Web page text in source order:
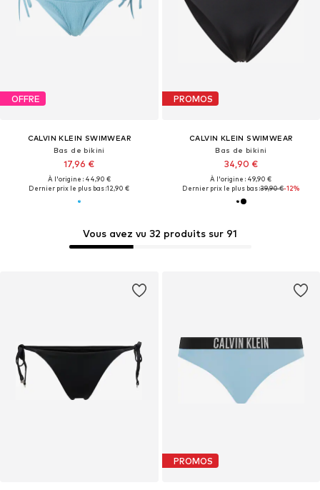
Vous avez vu 32 produits sur 91
OFFRE
CALVIN KLEIN SWIMWEAR
Bas de bikini
17,96 €
À l'origine : 44,90 €
Dernier prix le plus bas :12,90 €
PROMOS
CALVIN KLEIN SWIMWEAR
Bas de bikini
34,90 €
À l'origine : 49,90 €
Dernier prix le plus bas :39,90 €-12%
PROMOS